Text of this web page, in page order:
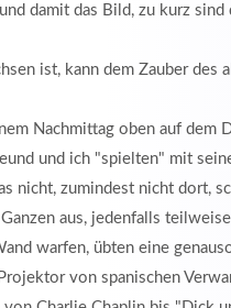
damit das Bild, zu kurz
ist, kann dem Zauber
Nachmittag oben auf dem
und ich "spielten" mit
nicht, zumindest nicht dort,
aus, jedenfalls
warfen, übten eine
von spanischen